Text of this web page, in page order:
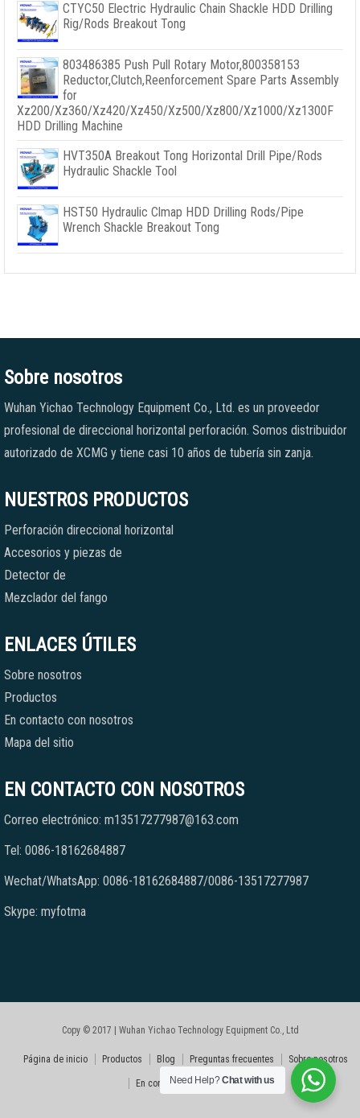
CTYC50 Electric Hydraulic Chain Shackle HDD Drilling
Rig/Rods Breakout Tong
803486385 Push Pull Rotary Motor,800358153
Reductor,Clutch, Reenforcement Spare Parts Assembly
for
Xz200/Xz360/Xz420/Xz450/Xz500/Xz800/Xz1000/Xz1300F
HDD Drilling Machine
HVT350A Breakout Tong Horizontal Drill Pipe/Rods
Hydraulic Shackle Tool
HST50 Hydraulic Clmap HDD Drilling Rods/Pipe
Wrench Shackle Breakout Tong
Sobre nosotros
Wuhan Yichao Technology Equipment Co., Ltd. es un proveedor
profesional de direccional horizontal perforación. Somos distribuidor
autorizado de XCMG y tiene casi 10 años de tubería sin zanja.
NUESTROS PRODUCTOS
Perforación direccional horizontal
Accesorios y piezas de
Detector de
Mezclador del fango
ENLACES ÚTILES
Sobre nosotros
Productos
En contacto con nosotros
Mapa del sitio
EN CONTACTO CON NOSOTROS
Correo electrónico: m13517277987@163.com
Tel: 0086-18162684887
Wechat/WhatsApp: 0086-18162684887/0086-13517277987
Skype: myfotma
Copy © 2017 | Wuhan Yichao Technology Equipment Co., Ltd
Página de inicio Productos Blog Preguntas frecuentes Sobre nosotros
En contacto con nosotros
Need Help?Chat with us